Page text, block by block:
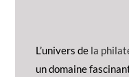
L’univers de la
un domaine